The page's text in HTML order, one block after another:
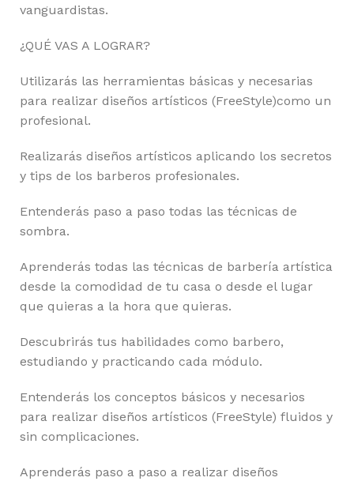
vanguardistas.
¿QUÉ VAS A LOGRAR?
Utilizarás las herramientas básicas y necesarias
para realizar diseños artísticos (FreeStyle)como un
profesional.
Realizarás diseños artísticos aplicando los secretos
y tips de los barberos profesionales.
Entenderás paso a paso todas las técnicas de
sombra.
Aprenderás todas las técnicas de barbería artística
desde la comodidad de tu casa o desde el lugar
que quieras a la hora que quieras.
Descubrirás tus habilidades como barbero,
estudiando y practicando cada módulo.
Entenderás los conceptos básicos y necesarios
para realizar diseños artísticos (FreeStyle) fluidos y
sin complicaciones.
Aprenderás paso a paso a realizar diseños